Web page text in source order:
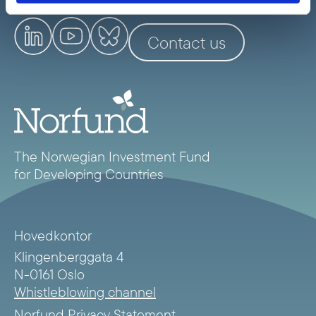
Contact us
The Norwegian Investment Fund
for Developing Countries
Hovedkontor
Klingenberggata 4
N-0161 Oslo
Whistleblowing channel